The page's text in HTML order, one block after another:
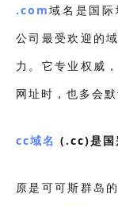
.com域名是国
公司最受欢迎的
力。它专业权威
网址时，也多会
cc域名 (.cc)是国
原是可可斯群岛